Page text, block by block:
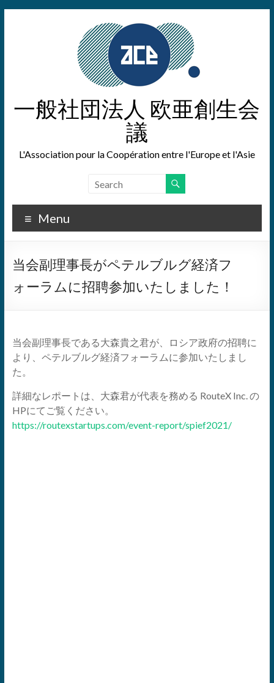
一般社団法人 欧亜創生会
議
L'Association pour la Coopération entre l'Europe et l'Asie
Menu
当会副理事長がペテルブルグ経済フ
ォーラムに招聘参加いたしました！
当会副理事長である大森貴之君が、ロシア政府の招聘に
より、ペテルブルグ経済フォーラムに参加いたしまし
た。
詳細なレポートは、大森君が代表を務める RouteX Inc. の
HPにてご覧ください。
https://routexstartups.com/event-report/spief2021/